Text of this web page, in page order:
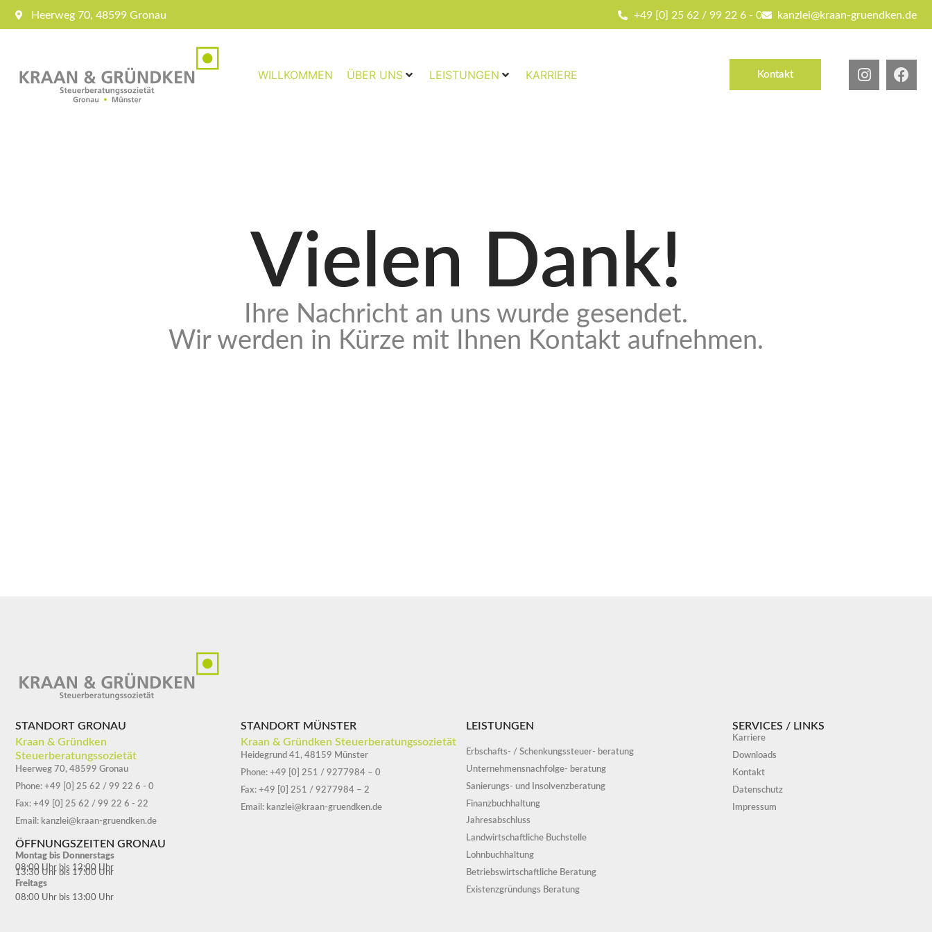
Heerweg 70, 48599 Gronau +49 [0] 25 62 / 99 22 6 - 0 kanzlei@kraan-gruendken.de
WILLKOMMEN ÜBER UNS LEISTUNGEN KARRIERE Kontakt
Vielen Dank!
Ihre Nachricht an uns wurde gesendet.
Wir werden in Kürze mit Ihnen Kontakt aufnehmen.
STANDORT GRONAU
Kraan & Gründken
Steuerberatungssozietät
Heerweg 70, 48599 Gronau
Phone: +49 [0] 25 62 / 99 22 6 - 0
Fax: +49 [0] 25 62 / 99 22 6 - 22
Email: kanzlei@kraan-gruendken.de
ÖFFNUNGSZEITEN GRONAU
Montag bis Donnerstags
08:00 Uhr bis 12:00 Uhr
13:30 Uhr bis 17:00 Uhr
Freitags
08:00 Uhr bis 13:00 Uhr
STANDORT MÜNSTER
Kraan & Gründken Steuerberatungssozietät
Heidegrund 41, 48159 Münster
Phone: +49 [0] 251 / 9277984 – 0
Fax: +49 [0] 251 / 9277984 – 2
Email: kanzlei@kraan-gruendken.de
LEISTUNGEN
Erbschafts- / Schenkungssteuer- beratung
Unternehmensnachfolge- beratung
Sanierungs- und Insolvenzberatung
Finanzbuchhaltung
Jahresabschluss
Landwirtschaftliche Buchstelle
Lohnbuchhaltung
Betriebswirtschaftliche Beratung
Existenzgründungs Beratung
SERVICES / LINKS
Karriere
Downloads
Kontakt
Datenschutz
Impressum